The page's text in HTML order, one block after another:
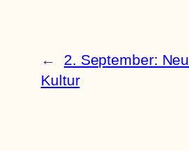
←
2. September:
Kultur